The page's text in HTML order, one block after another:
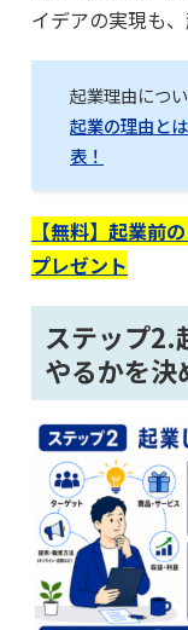
イデアの実現も
起業理由につ
起業の理由と
表！
【無料】起業前
プレゼント
ステップ2.
やるかを決